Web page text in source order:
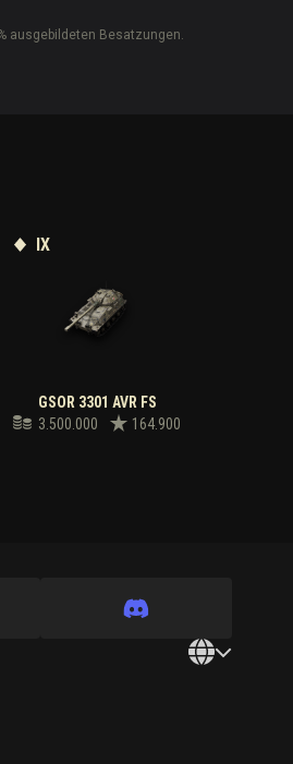
ausgebildeten Besatzungen.
GSOR 3301 AVR FS
3.500.000
164.900
IX